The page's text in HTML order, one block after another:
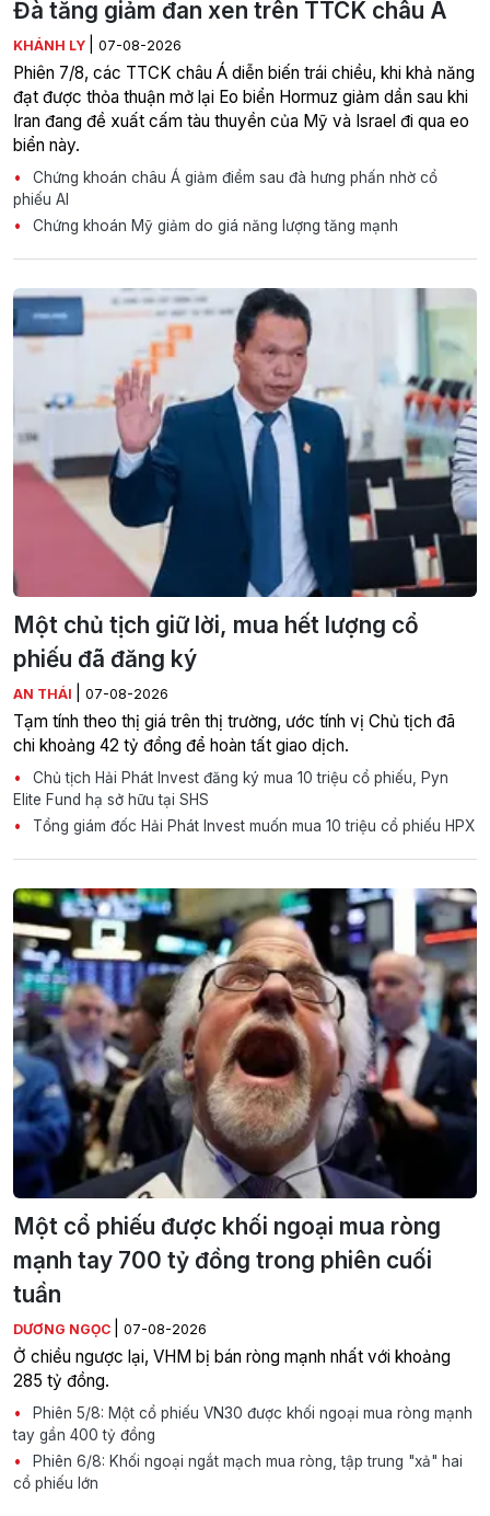
Đà tăng giảm đan xen trên TTCK châu Á
KHÁNH LY 07-08-2026
Phiên 7/8, các TTCK châu Á diễn biến trái chiều, khi khả năng
đạt được thỏa thuận mở lại Eo biển Hormuz giảm dần sau khi
Iran đang đề xuất cấm tàu thuyền của Mỹ và Israel đi qua eo
biển này.
Chứng khoán châu Á giảm điểm sau đà hưng phấn nhờ cổ
phiếu AI
Chứng khoán Mỹ giảm do giá năng lượng tăng mạnh
Một chủ tịch giữ lời, mua hết lượng cổ
phiếu đã đăng ký
AN THÁI 07-08-2026
Tạm tính theo thị giá trên thị trường, ước tính vị Chủ tịch đã
chi khoảng 42 tỷ đồng để hoàn tất giao dịch.
Chủ tịch Hải Phát Invest đăng ký mua 10 triệu cổ phiếu, Pyn
Elite Fund hạ sở hữu tại SHS
Tổng giám đốc Hải Phát Invest muốn mua 10 triệu cổ phiếu HPX
Một cổ phiếu được khối ngoại mua ròng
mạnh tay 700 tỷ đồng trong phiên cuối
tuần
DƯƠNG NGỌC 07-08-2026
Ở chiều ngược lại, VHM bị bán ròng mạnh nhất với khoảng
285 tỷ đồng.
Phiên 5/8: Một cổ phiếu VN30 được khối ngoại mua ròng mạnh
tay gần 400 tỷ đồng
Phiên 6/8: Khối ngoại ngắt mạch mua ròng, tập trung "xả" hai
cổ phiếu lớn